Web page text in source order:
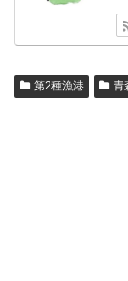
第2種漁港 青